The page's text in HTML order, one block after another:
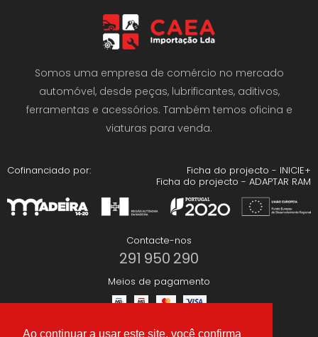
Ao continuar a usar este site, você confirma
Somos uma empresa de comércio no mercado
automóvel, desde peças, lubrificantes, aditivos,
ferramentas e acessórios. Também temos oficina e
viaturas para venda.
Cofinanciado por:
Ficha do projecto - INICIE+
Ficha do projecto - ADAPTAR RAM
Contacte-nos
291 950 290
Meios de pagamento